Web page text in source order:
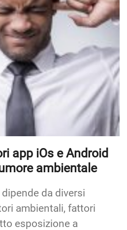
app iOs e Android
ambientale
da diversi
ambientali, fattori
esposizione a